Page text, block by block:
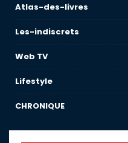
Atlas-des-livres
Les-indiscrets
Web TV
Lifestyle
CHRONIQUE